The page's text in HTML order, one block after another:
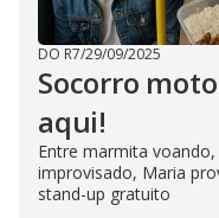
DO R7/29/09/2025
Socorro
aqui!
Entre marmita
improvisado, Maria
stand-up gratuito